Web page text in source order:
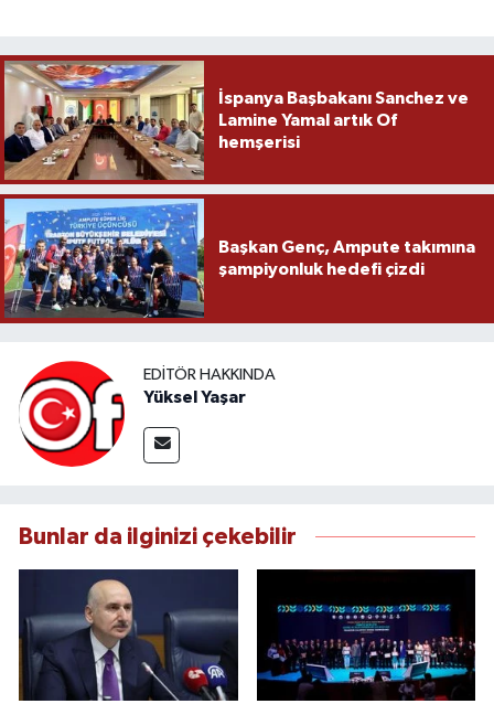
İspanya Başbakanı Sanchez ve
Lamine Yamal artık Of
hemşerisi
Başkan Genç, Ampute takımına
şampiyonluk hedefi çizdi
EDITÖR HAKKINDA
Yüksel Yaşar
Bunlar da ilginizi çekebilir